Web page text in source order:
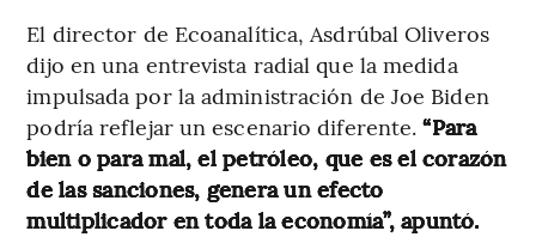
El director de Ecoanalítica, Asdrúbal Oliveros
dijo en una entrevista radial que la medida
impulsada por la administración de Joe Biden
podría reflejar un escenario diferente.“Para
bien o para mal, el petróleo, que es el corazón
de las sanciones, genera un efecto
multiplicador en toda la economía”, apuntó.